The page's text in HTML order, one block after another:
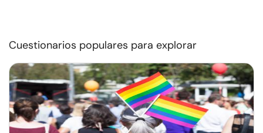
Cuestionarios populares para explorar